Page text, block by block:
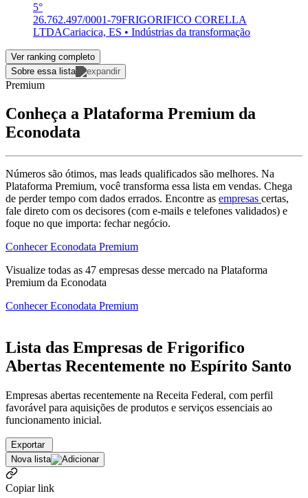
5°
26.762.497/0001-79FRIGORIFICO CORELLA
LTDACariacica, ES • Indústrias da transformação
Ver ranking completo
Sobre essa lista
Premium
Conheça a Plataforma Premium da
Econodata
Números são ótimos, mas leads qualificados são melhores. Na
Plataforma Premium, você transforma essa lista em vendas. Chega
de perder tempo com dados errados. Encontre as empresas certas,
fale direto com os decisores (com e-mails e telefones validados) e
foque no que importa: fechar negócio.
Conhecer Econodata Premium
Visualize todas as 47 empresas desse mercado na Plataforma
Premium da Econodata
Conhecer Econodata Premium
Lista das Empresas de Frigorifico
Abertas Recentemente no Espírito Santo
Empresas abertas recentemente na Receita Federal, com perfil
favorável para aquisições de produtos e serviços essenciais ao
funcionamento inicial.
Exportar
Nova lista
Copiar link